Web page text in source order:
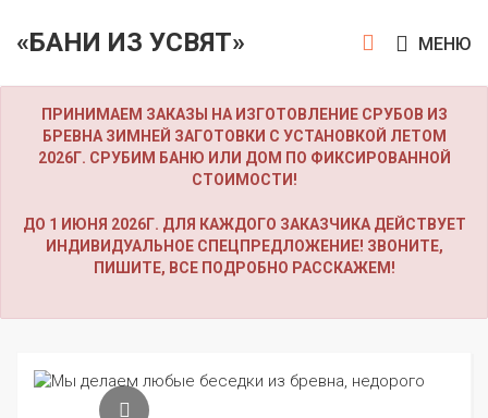
«БАНИ ИЗ УСВЯТ» МЕНЮ
ПРИНИМАЕМ ЗАКАЗЫ НА ИЗГОТОВЛЕНИЕ СРУБОВ ИЗ
БРЕВНА ЗИМНЕЙ ЗАГОТОВКИ С УСТАНОВКОЙ ЛЕТОМ
2026Г. СРУБИМ БАНЮ ИЛИ ДОМ ПО ФИКСИРОВАННОЙ
СТОИМОСТИ!
ДО 1 ИЮНЯ 2026Г. ДЛЯ КАЖДОГО ЗАКАЗЧИКА ДЕЙСТВУЕТ
ИНДИВИДУАЛЬНОЕ СПЕЦПРЕДЛОЖЕНИЕ! ЗВОНИТЕ,
ПИШИТЕ, ВСЕ ПОДРОБНО РАССКАЖЕМ!